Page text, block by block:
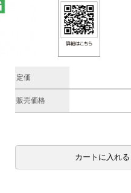
定価
販売価格